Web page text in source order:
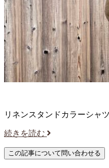
リネンスタンドカラーシャ
続きを読む